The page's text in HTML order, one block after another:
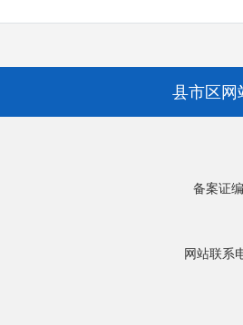
县市区网
备案证
网站联系